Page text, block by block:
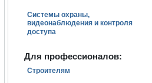
Системы охраны,
видеонаблюдения и контроля
доступа
Для профессионалов:
Строителям